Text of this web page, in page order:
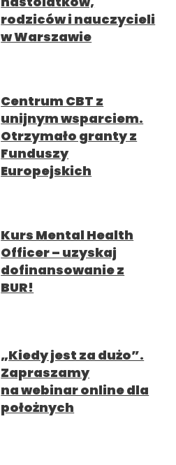
rodziców i nauczycieli
w Warszawie
Centrum CBT z
unijnym wsparciem.
Otrzymało granty z
Funduszy
Europejskich
Kurs Mental Health
Officer – uzyskaj
dofinansowanie z
BUR!
„Kiedy jest za dużo”.
Zapraszamy
na webinar online dla
położnych